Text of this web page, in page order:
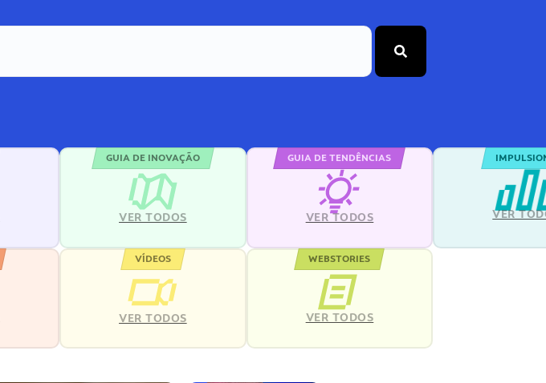
GUIA DE INOVAÇÃO
VER TODOS
GUIA DE TENDÊNCIAS
VER TODOS VER
VÍDEOS
VER TODOS
WEBSTORIES
VER TODOS